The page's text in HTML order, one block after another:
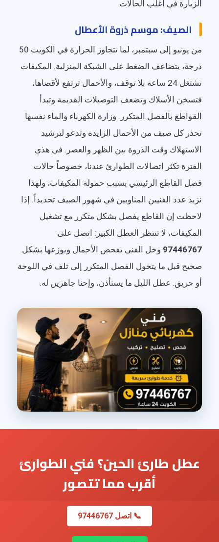
الزيارة في أغلب الحالات.
الصيف: موسم ذروة الأعطال
من يونيو إلى سبتمبر، لما تتجاوز الحرارة في الكويت 50
درجة، يتضاعف الضغط على الشبكة المنزلية. المكيفات
تشتغل 24 ساعة بلا توقف، والأحمال ترتفع لأقصاها،
فتسخن الأسلاك وتضعف التوصيلات القديمة وتبدأ
القواطع بالفصل المتكرر. وزارة الكهرباء والماء نفسها
تحذر كل صيف من الأحمال الزايدة وتدعو لترشيد
الاستهلاك وقت الذروة بين الظهر والعصر. في هذي
الفترة تكثر اتصالات الطوارئ عندنا، خصوصاً حالات
فصل القاطع الرئيسي بسبب حمولة المكيفات، ولهذا
نزيد عدد الفنيين المناوبين في شهور الصيف تحديداً. إذا
لاحظت إن القاطع يفصل بشكل متكرر مع تشغيل
المكيفات، لا تنتظر العطل الكبير: اتصل على
97446767 وخل الفني يفحص الأحمال ويوزعها بشكل
صحيح قبل ما يتحول الفصل المتكرر إلى تلف في اللوحة
أو حريق. عطل الليل ما يستأذن، وإحنا جاهزين له.
عطل طارئ الحين؟ فني الطوارئ
أقرب مما تتصور
📞 اتصل 97446767